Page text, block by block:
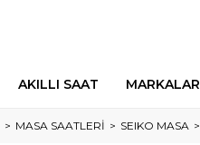
AKILLI SAAT MARKALAR
MASA SAATLERİ SEIKO MASA